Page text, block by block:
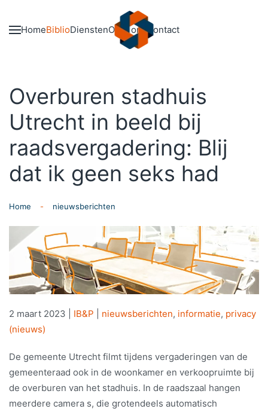
Skip to main content
HomeBiblioDienstenOver onsContact
Overburen stadhuis
Utrecht in beeld bij
raadsvergadering: Blij
dat ik geen seks had
Home nieuwsberichten
2 maart 2023 IB&P nieuwsberichten, informatie, privacy
(nieuws)
De gemeente Utrecht filmt tijdens vergaderingen van de
gemeenteraad ook in de woonkamer en verkoopruimte bij
de overburen van het stadhuis. In de raadszaal hangen
meerdere camera s, die grotendeels automatisch